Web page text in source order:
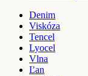
Denim
Viskóza
Tencel
Lyocel
Vlna
Ľan